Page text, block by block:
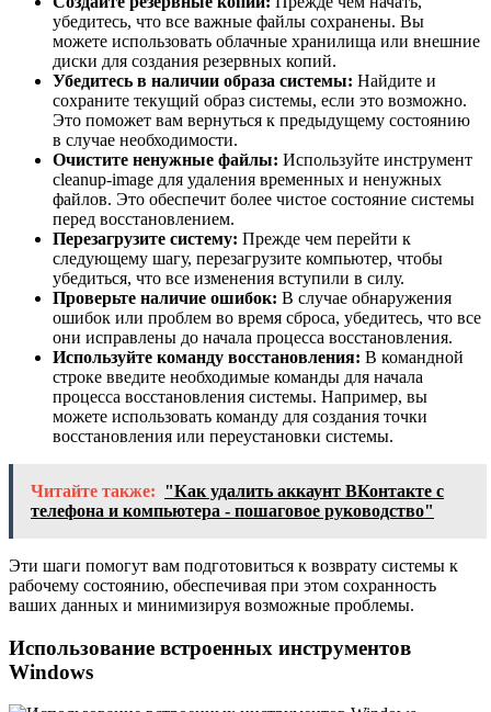
убедитесь, что все важные файлы сохранены. Вы
можете использовать облачные хранилища или внешние
диски для создания резервных копий.
Убедитесь в наличии образа системы: Найдите и
сохраните текущий образ системы, если это возможно.
Это поможет вам вернуться к предыдущему состоянию
в случае необходимости.
Очистите ненужные файлы: Используйте инструмент
cleanup-image для удаления временных и ненужных
файлов. Это обеспечит более чистое состояние системы
перед восстановлением.
Перезагрузите систему: Прежде чем перейти к
следующему шагу, перезагрузите компьютер, чтобы
убедиться, что все изменения вступили в силу.
Проверьте наличие ошибок: В случае обнаружения
ошибок или проблем во время сброса, убедитесь, что все
они исправлены до начала процесса восстановления.
Используйте команду восстановления: В командной
строке введите необходимые команды для начала
процесса восстановления системы. Например, вы
можете использовать команду для создания точки
восстановления или переустановки системы.
Читайте также: "Как удалить аккаунт ВКонтакте с
телефона и компьютера - пошаговое руководство"
Эти шаги помогут вам подготовиться к возврату системы к
рабочему состоянию, обеспечивая при этом сохранность
ваших данных и минимизируя возможные проблемы.
Использование встроенных инструментов
Windows